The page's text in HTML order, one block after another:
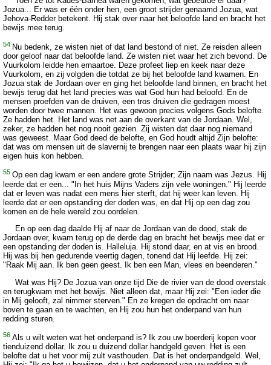
Jozua... Er was er één onder hen, een groot strijder genaamd Jozua, wat
Jehova-Redder betekent. Hij stak over naar het beloofde land en bracht het
bewijs mee terug.
54 Nu bedenk, ze wisten niet of dat land bestond of niet. Ze reisden alleen
door geloof naar dat beloofde land. Ze wisten niet waar het zich bevond. De
Vuurkolom leidde hen ernaartoe. Deze profeet liep en keek naar deze
Vuurkolom, en zij volgden die totdat ze bij het beloofde land kwamen. En
Jozua stak de Jordaan over en ging het beloofde land binnen, en bracht het
bewijs terug dat het land precies was wat God hun had beloofd. En de
mensen proefden van de druiven, een tros druiven die gedragen moest
worden door twee mannen. Het was gewoon precies volgens Gods belofte.
Ze hadden het. Het land was net aan de overkant van de Jordaan. Wel,
zeker, ze hadden het nog nooit gezien. Zij wisten dat daar nog niemand
was geweest. Maar God deed de belofte, en God houdt altijd Zijn belofte:
dat was om mensen uit de slavernij te brengen naar een plaats waar hij zijn
eigen huis kon hebben.
55 Op een dag kwam er een andere grote Strijder; Zijn naam was Jezus. Hij
leerde dat er een... "In het huis Mijns Vaders zijn vele woningen." Hij leerde
dat er leven was nadat een mens hier sterft, dat hij weer kan leven. Hij
leerde dat er een opstanding der doden was, en dat Hij op een dag zou
komen en de hele wereld zou oordelen.
En op een dag daalde Hij af naar de Jordaan van de dood, stak de
Jordaan over, kwam terug op de derde dag en bracht het bewijs mee dat er
een opstanding der doden is. Halleluja. Hij stond daar, en at vis en brood.
Hij was bij hen gedurende veertig dagen, tonend dat Hij leefde. Hij zei:
"Raak Mij aan. Ik ben geen geest. Ik ben een Man, vlees en beenderen."
Wat was Hij? De Jozua van onze tijd Die de rivier van de dood overstak
en terugkwam met het bewijs. Niet alleen dat, maar Hij zei: "Een ieder die
in Mij gelooft, zal nimmer sterven." En ze kregen de opdracht om naar
boven te gaan en te wachten, en Hij zou hun het onderpand van hun
redding sturen.
56 Als u wilt weten wat het onderpand is? Ik zou uw boerderij kopen voor
tienduizend dollar. Ik zou u duizend dollar handgeld geven. Het is een
belofte dat u het voor mij zult vasthouden. Dat is het onderpandgeld. Wel,